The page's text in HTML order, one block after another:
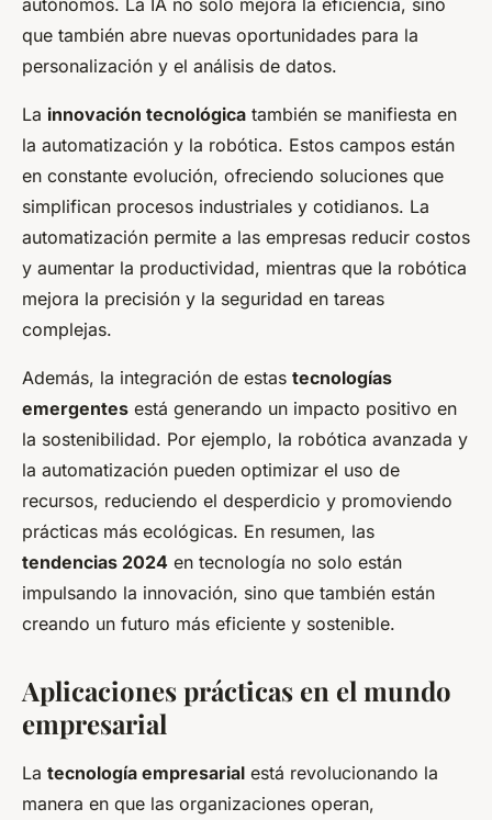
que también abre nuevas oportunidades para la
personalización y el análisis de datos.
La innovación tecnológica también se manifiesta en
la automatización y la robótica. Estos campos están
en constante evolución, ofreciendo soluciones que
simplifican procesos industriales y cotidianos. La
automatización permite a las empresas reducir costos
y aumentar la productividad, mientras que la robótica
mejora la precisión y la seguridad en tareas
complejas.
Además, la integración de estas tecnologías
emergentes está generando un impacto positivo en
la sostenibilidad. Por ejemplo, la robótica avanzada y
la automatización pueden optimizar el uso de
recursos, reduciendo el desperdicio y promoviendo
prácticas más ecológicas. En resumen, las
tendencias 2024 en tecnología no solo están
impulsando la innovación, sino que también están
creando un futuro más eficiente y sostenible.
Aplicaciones prácticas en el mundo
empresarial
La tecnología empresarial está revolucionando la
manera en que las organizaciones operan,